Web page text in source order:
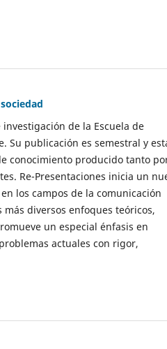
de la Escuela de
Su publicación es semestral y
conocimiento producido tanto
Re-Presentaciones inicia un
los campos de la comunicación
diversos enfoques teóricos,
un especial énfasis en
actuales con rigor,